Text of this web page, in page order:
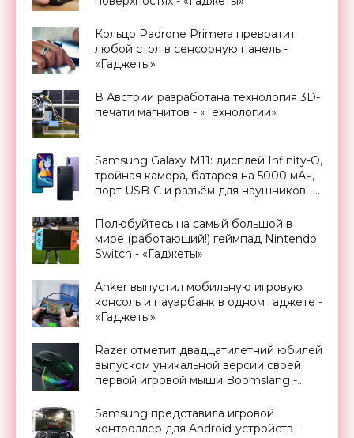
Кольцо Padrone Primera превратит
любой стол в сенсорную панель -
«Гаджеты»
В Австрии разработана технология 3D-
печати магнитов - «Технологии»
Samsung Galaxy M11: дисплей Infinity-O,
тройная камера, батарея на 5000 мАч,
порт USB-C и разъём для наушников -
Полюбуйтесь на самый большой в
мире (работающий!) геймпад Nintendo
Switch - «Гаджеты»
Anker выпустил мобильную игровую
консоль и пауэрбанк в одном гаджете -
«Гаджеты»
Razer отметит двадцатилетний юбилей
выпуском уникальной версии своей
первой игровой мыши Boomslang -
Samsung представила игровой
контроллер для Android-устройств -